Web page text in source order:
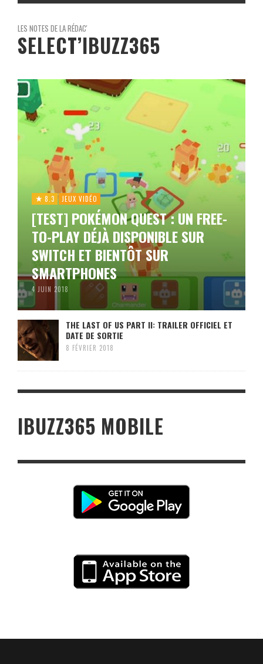
LES NOTES DE LA RÉDAC'
SELECT’IBUZZ365
8.3 JEUX VIDÉO
[TEST] POKÉMON QUEST : UN FREE-
TO-PLAY DÉJÀ DISPONIBLE SUR
SWITCH ET BIENTÔT SUR
SMARTPHONES
4 JUIN 2018
THE LAST OF US PART II: TRAILER OFFICIEL ET
DATE DE SORTIE
8 FÉVRIER 2018
IBUZZ365 MOBILE